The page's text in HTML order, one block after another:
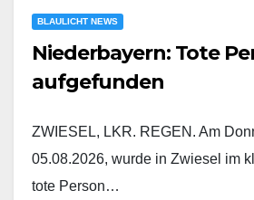
BLAULICHT NEWS
Niederbayern: Tote
aufgefunden
ZWIESEL, LKR. REGEN. Am
05.08.2026, wurde in Zwiesel im
tote Person…